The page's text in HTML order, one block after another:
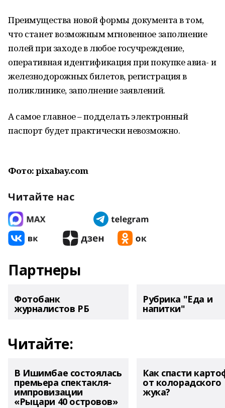
Преимущества новой формы документа в том,
что станет возможным мгновенное заполнение
полей при заходе в любое госучреждение,
оперативная идентификация при покупке авиа- и
железнодорожных билетов, регистрация в
поликлинике, заполнение заявлений.
А самое главное – подделать электронный
паспорт будет практически невозможно.
Фото: pixabay.com
Читайте нас
Партнеры
Фотобанк
журналистов РБ
Рубрика "Еда и
напитки"
Читайте:
В Ишимбае состоялась
премьера спектакля-
импровизации
«Рыцари 40 островов»
Как спасти
от колорадского
жука?